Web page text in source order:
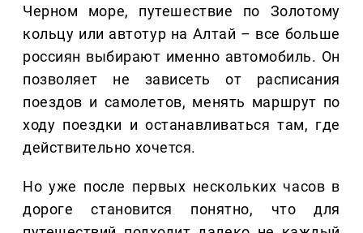
Черном море, путешествие по Золотому
кольцу или автотур на Алтай – все больше
россиян выбирают именно автомобиль. Он
позволяет не зависеть от расписания
поездов и самолетов, менять маршрут по
ходу поездки и останавливаться там, где
действительно хочется.
Но уже после первых нескольких часов в
дороге становится понятно, что для